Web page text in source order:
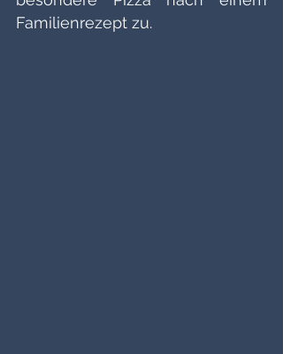
Familienrezept zu.